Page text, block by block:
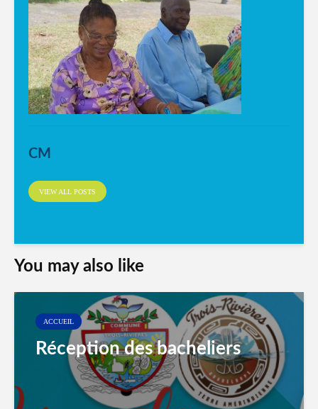
CM
VIEW ALL POSTS
You may also like
ACCUEIL
Réception des bacheliers